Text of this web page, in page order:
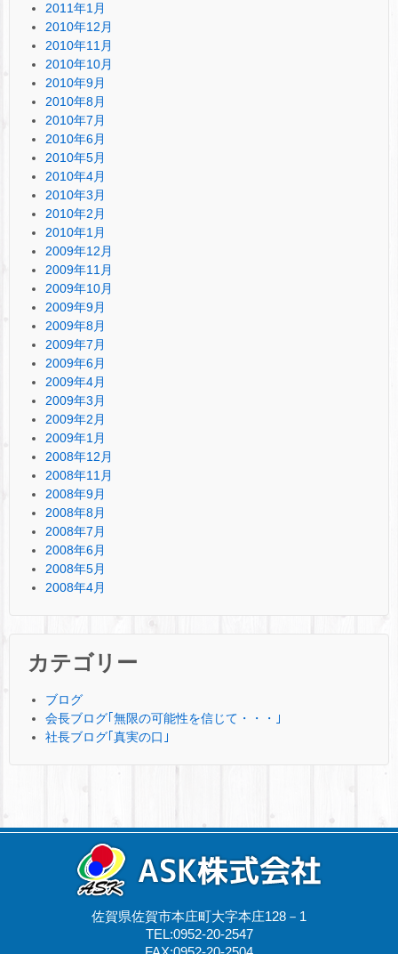
2011年1月
2010年12月
2010年11月
2010年10月
2010年9月
2010年8月
2010年7月
2010年6月
2010年5月
2010年4月
2010年3月
2010年2月
2010年1月
2009年12月
2009年11月
2009年10月
2009年9月
2009年8月
2009年7月
2009年6月
2009年4月
2009年3月
2009年2月
2009年1月
2008年12月
2008年11月
2008年9月
2008年8月
2008年7月
2008年6月
2008年5月
2008年4月
カテゴリー
ブログ
会長ブログ｢無限の可能性を信じて・・・｣
社長ブログ｢真実の口｣
佐賀県佐賀市本庄町大字本庄128－1
TEL:0952-20-2547